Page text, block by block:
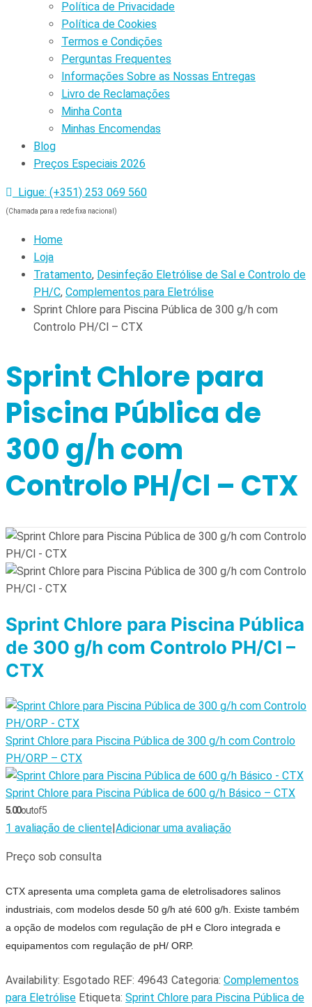
Política de Privacidade
Política de Cookies
Termos e Condições
Perguntas Frequentes
Informações Sobre as Nossas Entregas
Livro de Reclamações
Minha Conta
Minhas Encomendas
Blog
Preços Especiais 2026
Ligue: (+351) 253 069 560
(Chamada para a rede fixa nacional)
Home
Loja
Tratamento, Desinfeção Eletrólise de Sal e Controlo de
PH/C, Complementos para Eletrólise
Sprint Chlore para Piscina Pública de 300 g/h com
Controlo PH/Cl – CTX
Sprint Chlore para
Piscina Pública de
300 g/h com
Controlo PH/Cl – CTX
Sprint Chlore para Piscina Pública
de 300 g/h com Controlo PH/Cl –
CTX
Sprint Chlore para Piscina Pública de 300 g/h com Controlo
PH/ORP – CTX
Sprint Chlore para Piscina Pública de 600 g/h Básico – CTX
5.00out of 5
1 avaliação de cliente|Adicionar uma avaliação
Preço sob consulta
CTX apresenta uma completa gama de eletrolisadores salinos
industriais, com modelos desde 50 g/h até 600 g/h. Existe também
a opção de modelos com regulação de pH e Cloro integrada e
equipamentos com regulação de pH/ ORP.
Availability: Esgotado REF: 49643 Categoria: Complementos
para Eletrólise Etiqueta: Sprint Chlore para Piscina Pública de